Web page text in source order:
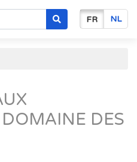
FR NL
DES